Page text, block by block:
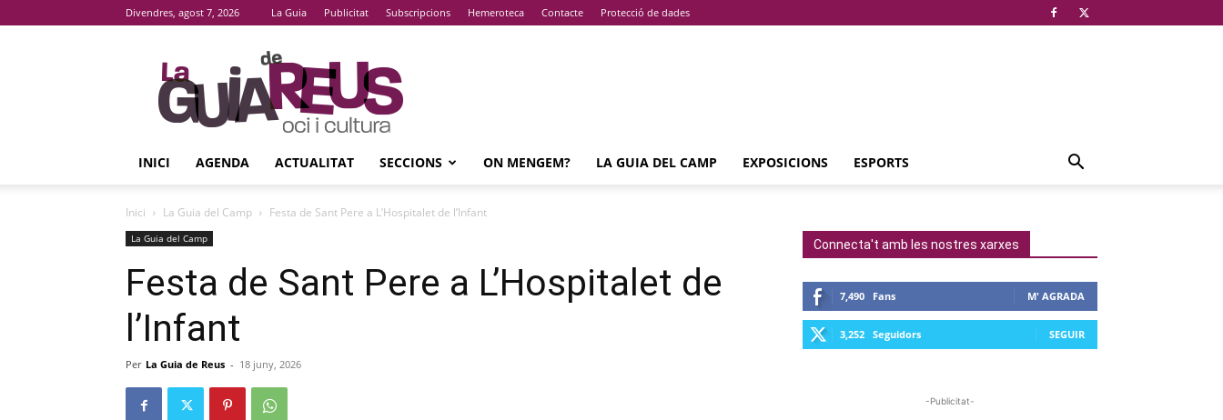
Divendres, agost 7, 2026 La Guia Publicitat Subscripcions Hemeroteca Contacte Protecció de dades
La
Guia
De
Reus
INICI AGENDA ACTUALITAT SECCIONS ON MENGEM? LA GUIA DEL CAMP EXPOSICIONS ESPORTS
Inici La Guia del Camp Festa de Sant Pere a L’Hospitalet de l’Infant
La Guia del Camp
Festa de Sant Pere a L’Hospitalet de
l’Infant
Per La Guia de Reus - 18 juny, 2026
Connecta't amb les nostres xarxes
7,490 Fans M' AGRADA
3,252 Seguidors SEGUIR
-Publicitat-